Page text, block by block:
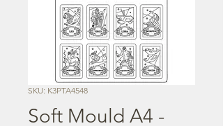
SKU: K3PTA4548
Soft Mould A4 -